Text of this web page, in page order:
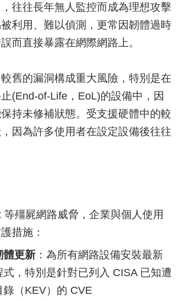
往往長年無人監控而成為理想攻擊
利用、難以偵測，更常因韌體過時
而直接暴露在網際網路上。
舊的漏洞構成重大風險，特別是在
(End-of-Life，EoL)的設備中，因
持未修補狀態。受支援硬體中的較
因為許多使用者在設定設備後往往
等殭屍網路威脅，企業與個人使用
措施：
體更新：為所有網路設備安裝最新
式，特別是針對已列入 CISA 已知遭
錄（KEV）的 CVE